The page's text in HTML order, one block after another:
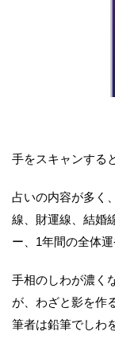
手をスキャンする
占いの内容が多く
線、財運線、結婚
ー、1年間の全体
手相のしわが濃く
が、わざと影を作
筆者は鉛筆でしわ